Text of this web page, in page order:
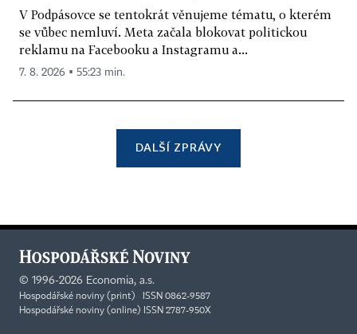
V Podpásovce se tentokrát věnujeme tématu, o kterém
se vůbec nemluví. Meta začala blokovat politickou
reklamu na Facebooku a Instagramu a...
7. 8. 2026 ▪ 55:23 min.
DALŠÍ ZPRÁVY
© 1996-2026 Economia, a.s.
Hospodářské noviny (print) ISSN 0862-9587
Hospodářské noviny (online) ISSN 2787-950X